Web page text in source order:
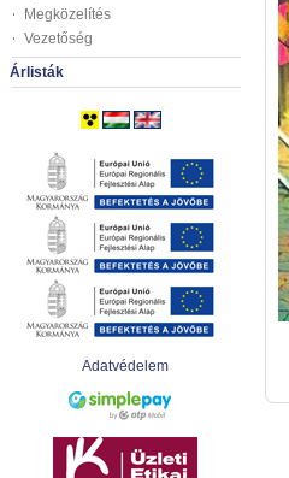
Megközelítés
Vezetőség
Árlisták
Adatvédelem